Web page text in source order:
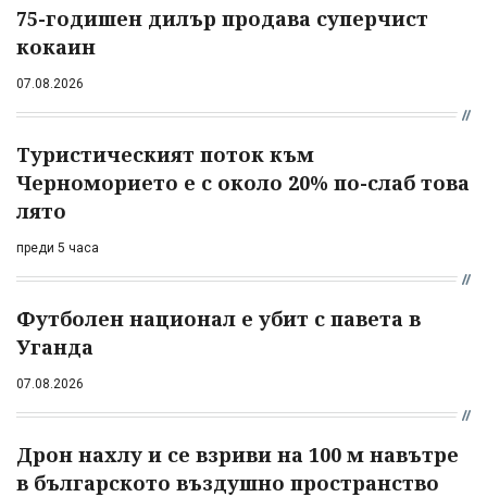
75-годишен дилър продава суперчист
кокаин
07.08.2026
Туристическият поток към
Черноморието е с около 20% по-слаб това
лято
преди 5 часа
Футболен национал е убит с павета в
Уганда
07.08.2026
Дрон нахлу и се взриви на 100 м навътре
в българското въздушно пространство